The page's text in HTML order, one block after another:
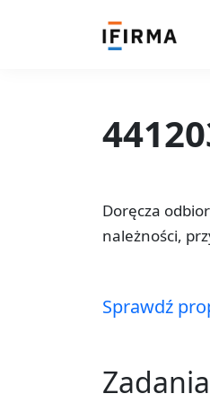
Doręcza
należności,
Sprawdź